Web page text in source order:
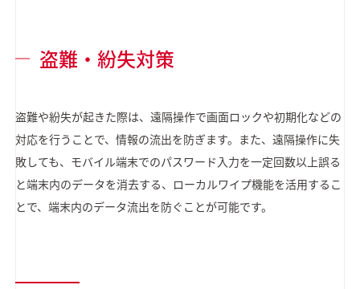
盗難・紛失対策
盗難や紛失が起きた際は、遠隔操作で画面ロックや初期化などの
対応を行うことで、情報の流出を防ぎます。また、遠隔操作に失
敗しても、モバイル端末でのパスワード入力を一定回数以上誤る
と端末内のデータを消去する、ローカルワイプ機能を活用するこ
とで、端末内のデータ流出を防ぐことが可能です。